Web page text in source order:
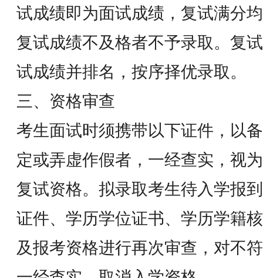
试成绩即为面试成绩，复试满分
复试成绩不及格者不予录取。复
试成绩并排名，按序择优录取。
三、资格审查
考生面试时须携带以下证件，以
定或弄虚作假者，一经查实，视
复试资格。拟录取考生待入学报
证件、学历学位证书、学历学籍
及报考资格进行再次审查，对不